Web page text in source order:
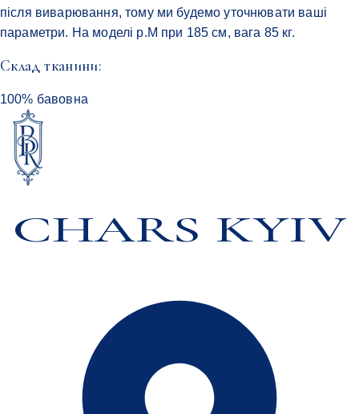
після виварювання, тому ми будемо уточнювати ваші
параметри. На моделі р.M при 185 см, вага 85 кг.
Cклад тканини:
100% бавовна
CHARS KYIV